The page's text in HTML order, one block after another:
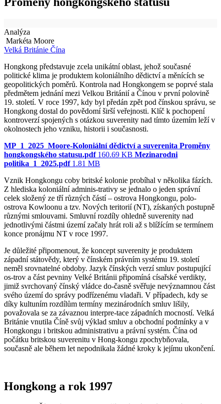
Analýza
Markéta Moore
Velká Británie Čína
Hongkong představuje zcela unikátní oblast, jehož současné
politické klima je produktem koloniálního dědictví a měnících se
geopolitických poměrů. Kontrola nad Hongkongem se poprvé stala
předmětem jednání mezi Velkou Británií a Čínou v první polovině
19. století. V roce 1997, kdy byl předán zpět pod čínskou správu, se
Hongkong dostal do povědomí širší veřejnosti. Klíč k pochopení
kontroverzí spojených s otázkou suverenity nad tímto územím leží v
okolnostech jeho vzniku, historii i současnosti.
MP_1_2025_Moore-Koloniální dědictví a suverenita Proměny
hongkongského statusu.pdf 160.69 KB Mezinarodni
politika_1_2025.pdf 1.81 MB
Vznik Hongkongu coby britské kolonie probíhal v několika fázích.
Z hlediska koloniální adminis-trativy se jednalo o jeden správní
celek složený ze tří různých částí – ostrova Hongkongu, polo-
ostrova Kowloonu a tzv. Nových teritorií (NT), získaných postupně
různými smlouvami. Smluvní rozdíly ohledně suverenity nad
jednotlivými částmi území začaly hrát roli až s blížícím se termínem
konce pronájmu NT v roce 1997.
Je důležité připomenout, že koncept suverenity je produktem
západní státovědy, který v čínském právním systému 19. století
neměl srovnatelné obdoby. Jazyk čínských verzí smluv postupující
os-trov a část pevniny Velké Británii připomíná císařské verdikty,
jimiž svrchovaný čínský vládce do-časně svěřuje nevýznamnou část
svého území do správy podřízenému vladaři. V případech, kdy se
díky kultuním rozdílům termíny mezinárodních smluv lišily,
považovala se za závaznou interpre-tace západních mocností. Velká
Británie vnutila Číně svůj výklad smluv a obchodní podmínky a v
Hongkongu i britskou administrativu a právní systém. Čína od
počátku britskou suverenitu v Hong-kongu zpochybňovala,
současně ale během let nepodnikala žádné kroky k jejímu ukončení.
Hongkong a rok 1997